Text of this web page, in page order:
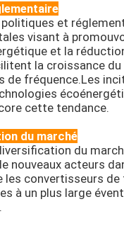
politiques et
visant à
et la
la croissance du
de fréquence.Les
cette tendance.
du marché
du
nouveaux acteurs
les convertisseurs de
à un plus large